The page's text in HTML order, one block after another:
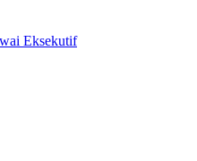
Eksekutif